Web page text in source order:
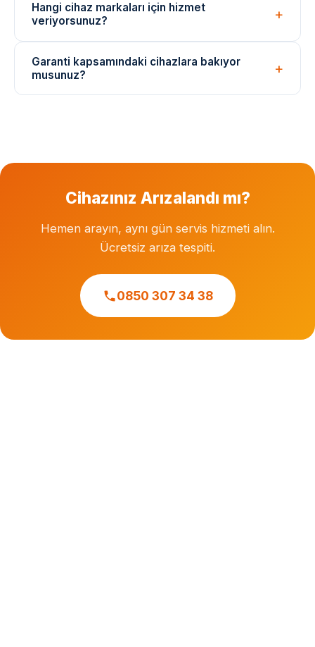
yedek parçalar kullanılmaktadır. Parça değişimlerinde
garanti verilir.
Hangi cihaz markaları için hizmet
veriyorsunuz?
daha birçok marka cihazı için bağımsız teknik servis
hizmeti sunuyoruz.
Garanti kapsamındaki cihazlara bakıyor
musunuz?
Cihazınız Arızalandı mı?
Hemen arayın, aynı gün servis hizmeti alın.
Ücretsiz arıza tespiti.
0850 307 34 38